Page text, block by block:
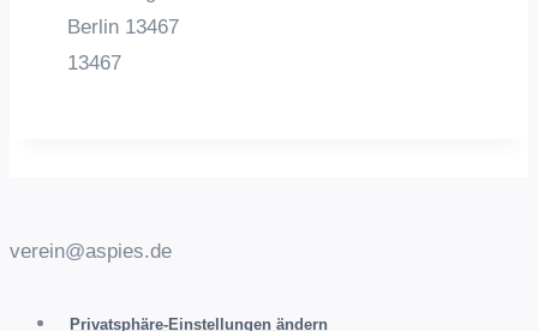
Berlin 13467
13467
verein@aspies.de
Privatsphäre-Einstellungen ändern